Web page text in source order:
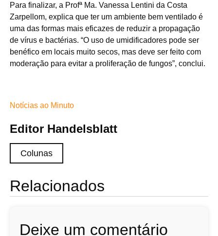
Para finalizar, a Profª Ma. Vanessa Lentini da Costa
Zarpellom, explica que ter um ambiente bem ventilado é
uma das formas mais eficazes de reduzir a propagação
de vírus e bactérias. “O uso de umidificadores pode ser
benéfico em locais muito secos, mas deve ser feito com
moderação para evitar a proliferação de fungos”, conclui.
Notícias ao Minuto
Editor Handelsblatt
Colunas
Relacionados
Deixe um comentário